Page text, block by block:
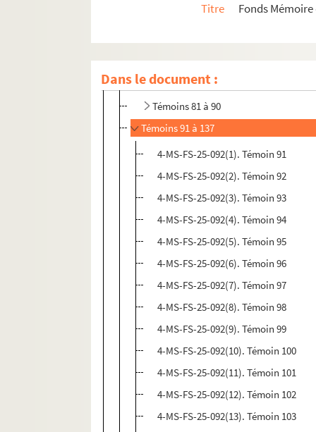
Titre
Fonds
Dans le document :
Témoins 51 à 60
Témoins 61 à 70
Témoins 71 à 80
Témoins 81 à 90
Témoins 91 à 137
4-MS-FS-25-092(1). Témoin 91
4-MS-FS-25-092(2). Témoin 92
4-MS-FS-25-092(3). Témoin 93
4-MS-FS-25-092(4). Témoin 94
4-MS-FS-25-092(5). Témoin 95
4-MS-FS-25-092(6). Témoin 96
4-MS-FS-25-092(7). Témoin 97
4-MS-FS-25-092(8). Témoin 98
4-MS-FS-25-092(9). Témoin 99
4-MS-FS-25-092(10). Témoin 100
4-MS-FS-25-092(11). Témoin 101
4-MS-FS-25-092(12). Témoin 102
4-MS-FS-25-092(13). Témoin 103